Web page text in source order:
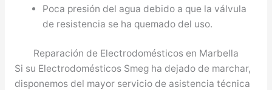
Poca presión del agua debido a que la válvula
de resistencia se ha quemado del uso.
Reparación de Electrodomésticos en Marbella
Si su Electrodomésticos Smeg ha dejado de marchar,
disponemos del mayor servicio de asistencia técnica